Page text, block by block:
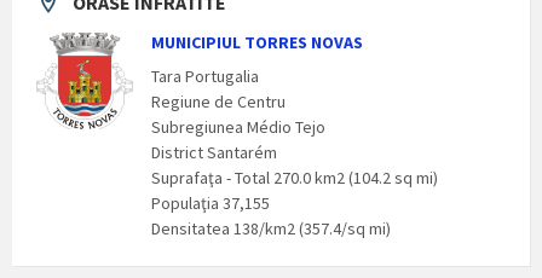
MUNICIPIUL TORRES NOVAS
Tara Portugalia
Regiune de Centru
Subregiunea Médio Tejo
District Santarém
Suprafaţa - Total 270.0 km2 (104.2 sq mi)
Populaţia 37,155
Densitatea 138/km2 (357.4/sq mi)